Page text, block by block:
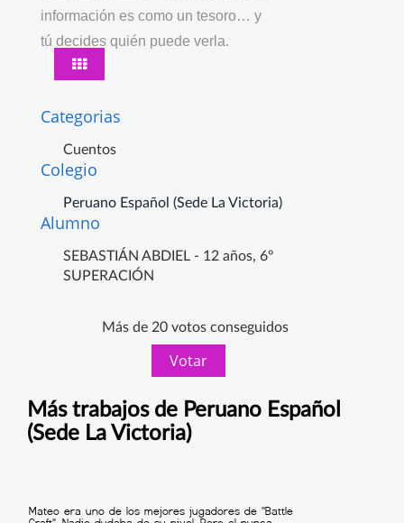
información es como un tesoro… y
tú decides quién puede verla.
Categorias
Cuentos
Colegio
Peruano Español (Sede La Victoria)
Alumno
SEBASTIÁN ABDIEL - 12 años, 6º
SUPERACIÓN
Más de 20 votos conseguidos
Votar
Más trabajos de Peruano Español
(Sede La Victoria)